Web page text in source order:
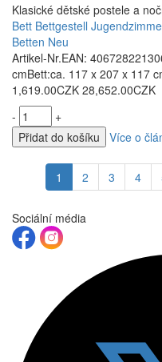
Klasické dětské postele a
Bett Bettgestell
Betten Neu
Artikel-Nr.EAN:
cmBett:ca. 117 x 207 x 117
1,619.00CZK 28,652.00CZK
-
+
Přidat do košíku
Více o
1 2 3 4
Sociální média